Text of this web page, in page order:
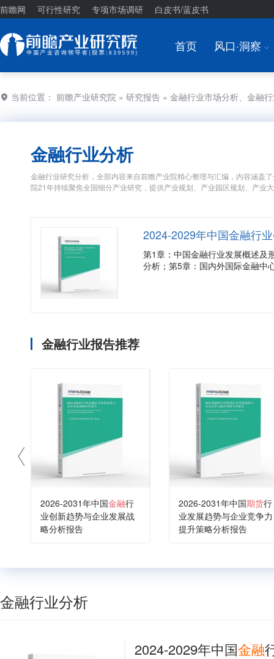
前瞻网 可行性研究 专项市场调研 白皮书/蓝皮书
首页 风口·洞察 I
当前位置： 前瞻产业研究院 » 研究报告 » 金融行业市场分析、金融
金融行业分析
金融行业研究分析，全部内容来自前瞻产业院精心整理与汇编，内容涵盖
院21年持续聚焦全国细分产业研究，提供产业规划、产业园区规划、产业
2024-2029年中国金融行
第1章：中国金融行业发展概述及
分析；第5章：国内外国际金融中
金融行业报告推荐
2026-2031年中国金融行
业创新趋势与企业发展战
略分析报告
2026-2031年中国期货行
业发展趋势与企业竞争力
提升策略分析报告
金融行业分析
2024-2029年中国金融